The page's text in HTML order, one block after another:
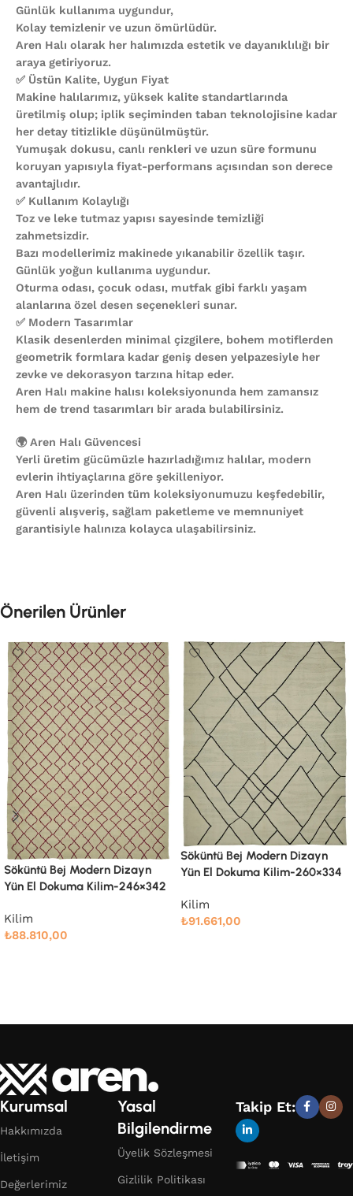
Günlük kullanıma uygundur,
Kolay temizlenir ve uzun ömürlüdür.
Aren Halı olarak her halımızda estetik ve dayanıklılığı bir
araya getiriyoruz.
✅ Üstün Kalite, Uygun Fiyat
Makine halılarımız, yüksek kalite standartlarında
üretilmiş olup; iplik seçiminden taban teknolojisine kadar
her detay titizlikle düşünülmüştür.
Yumuşak dokusu, canlı renkleri ve uzun süre formunu
koruyan yapısıyla fiyat-performans açısından son derece
avantajlıdır.
✅ Kullanım Kolaylığı
Toz ve leke tutmaz yapısı sayesinde temizliği
zahmetsizdir.
Bazı modellerimiz makinede yıkanabilir özellik taşır.
Günlük yoğun kullanıma uygundur.
Oturma odası, çocuk odası, mutfak gibi farklı yaşam
alanlarına özel desen seçenekleri sunar.
✅ Modern Tasarımlar
Klasik desenlerden minimal çizgilere, bohem motiflerden
geometrik formlara kadar geniş desen yelpazesiyle her
zevke ve dekorasyon tarzına hitap eder.
Aren Halı makine halısı koleksiyonunda hem zamansız
hem de trend tasarımları bir arada bulabilirsiniz.
🌍 Aren Halı Güvencesi
Yerli üretim gücümüzle hazırladığımız halılar, modern
evlerin ihtiyaçlarına göre şekilleniyor.
Aren Halı üzerinden tüm koleksiyonumuzu keşfedebilir,
güvenli alışveriş, sağlam paketleme ve memnuniyet
garantisiyle halınıza kolayca ulaşabilirsiniz.
Önerilen Ürünler
Söküntü Bej Modern Dizayn
Yün El Dokuma Kilim-260×334
₺91.661,00
Devamını oku
Söküntü Bej Modern Dizayn
Yün El Dokuma Kilim-285×361
Kilim
₺108.662,00
Kurumsal
Hakkımızda
İletişim
Değerlerimiz
Yasal
Bilgilendirme
Üyelik Sözleşmesi
Gizlilik Politikası
Takip Et: